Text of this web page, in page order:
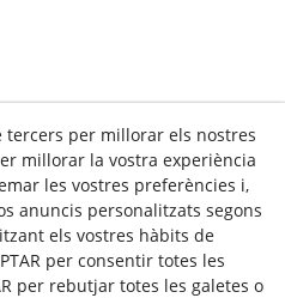
per millorar els nostres
millorar la vostra experiència
les vostres preferències i,
anuncis personalitzats segons
els vostres hàbits de
per consentir totes les
per rebutjar totes les galetes o